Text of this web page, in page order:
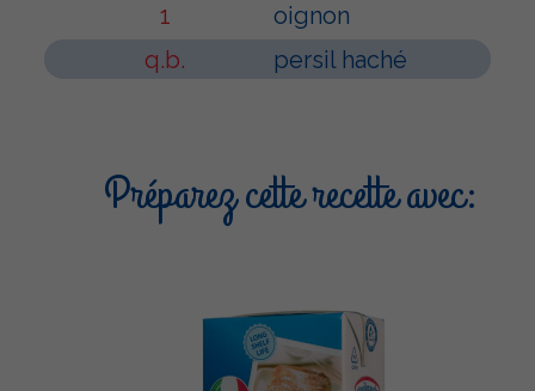
1
oignon
q.b.
persil haché
Préparez cette recette avec: